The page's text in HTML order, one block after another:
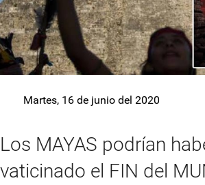
Martes, 16 de junio del 2020
Los MAYAS podrían
vaticinado el FIN del